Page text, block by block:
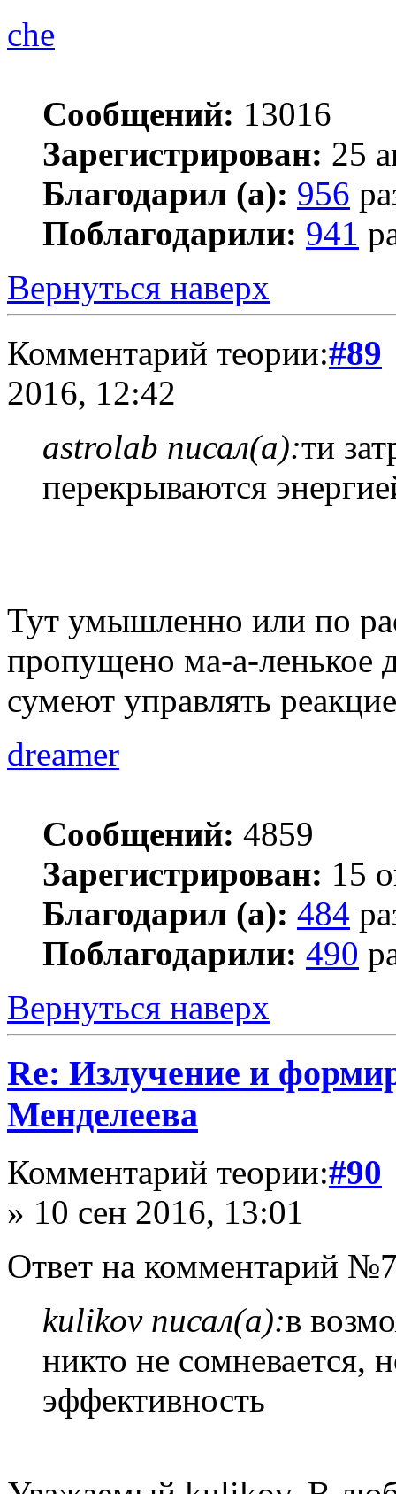
che
Сообщений: 13016
Зарегистрирован: 25
Благодарил (а): 956
Поблагодарили: 941
Вернуться наверх
Комментарий теории:#89
2016, 12:42
astrolab писал(а):ти
перекрываются
Тут умышленно или по
пропущено ма-а-ленькое
сумеют управлять
dreamer
Сообщений: 4859
Зарегистрирован: 15
Благодарил (а): 484
Поблагодарили: 490
Вернуться наверх
Re: Излучение и
Менделеева
Комментарий теории:#90
» 10 сен 2016, 13:01
Ответ на комментарий
kulikov писал(а):в
никто не сомневается,
эффективность